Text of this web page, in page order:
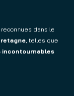
dans le
, telles que
incontournables